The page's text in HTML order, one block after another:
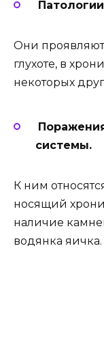
Патологии
Они
глухоте, в
некоторых
системы.
К ним
носящий
наличие
водянка яичка.